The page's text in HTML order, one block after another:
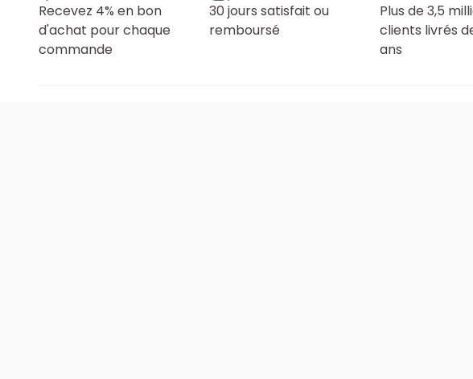
Recevez 4% en bon
d'achat pour chaque
commande
30 jours satisfait ou
remboursé
Plus de 3,5
clients livrés
ans